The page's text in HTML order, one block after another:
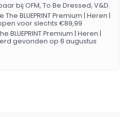
bij OFM, To Be Dressed, V&D.
BLUEPRINT Premium | Heren |
voor slechts €89,99
BLUEPRINT Premium | Heren |
gevonden op 8 augustus